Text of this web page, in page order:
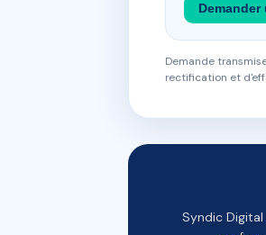
Demande
rectification et
Syndic